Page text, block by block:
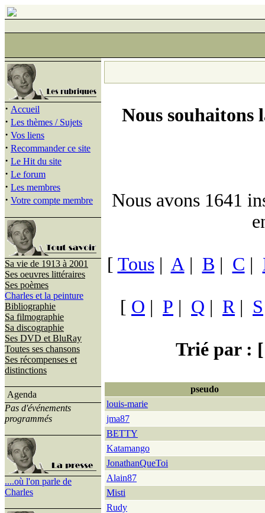
· Accueil
· Les thèmes / Sujets
· Vos liens
· Recommander ce site
· Le Hit du site
· Le forum
· Les membres
· Votre compte membre
Sa vie de 1913 à 2001
Ses oeuvres littéraires
Ses poèmes
Charles et la peinture
Bibliographie
Sa filmographie
Sa discographie
Ses DVD et BluRay
Toutes ses chansons
Ses récompenses et
distinctions
Agenda
Pas d'événements
programmés
....où l'on parle de
Charles
Nous souhaitons
Nous avons 1641
[ Tous| A| B | C |
[ O | P | Q | R| S
Trié par : [
pseudo
louis-marie
jma87
BETTY
Katamango
JonathanQueToi
Alain87
Misti
Rudy